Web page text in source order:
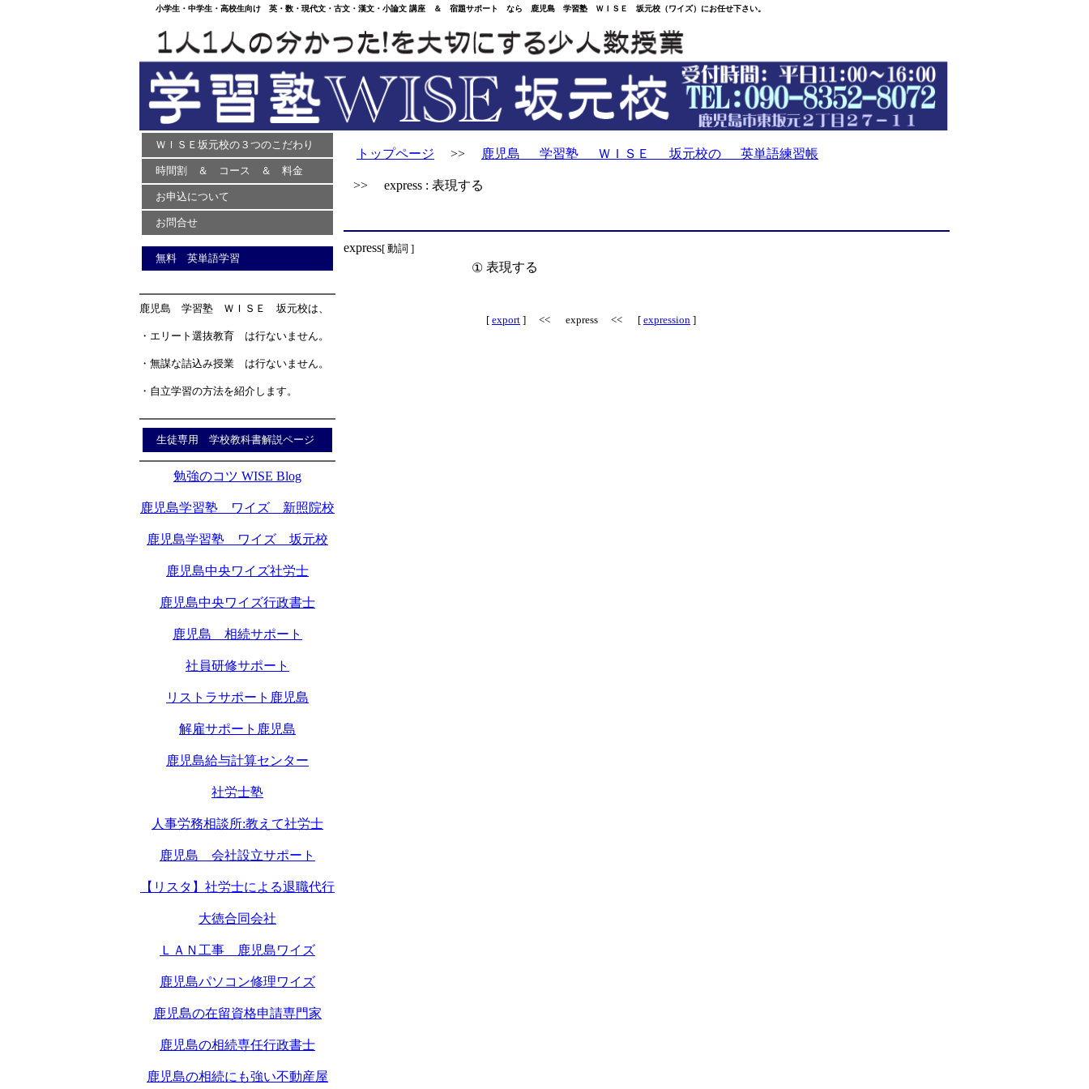
小学生・中学生・高校生向け 英・数・現代文・古文・漢文・小論文 講座 ＆ 宿題サポート なら 鹿児島 学習塾 ＷＩＳＥ 坂元校（ワイズ）にお任せ下さい。
ＷＩＳＥ坂元校の３つのこだわり
時間割 ＆ コース ＆ 料金
お申込について
お問合せ
無料 英単語学習
鹿児島 学習塾 ＷＩＳＥ 坂元校は、
・エリート選抜教育 は行ないません。
・無謀な詰込み授業 は行ないません。
・自立学習の方法を紹介します。
生徒専用 学校教科書解説ページ
勉強のコツ WISE Blog
鹿児島学習塾 ワイズ 新照院校
鹿児島学習塾 ワイズ 坂元校
鹿児島中央ワイズ社労士
鹿児島中央ワイズ行政書士
鹿児島 相続サポート
社員研修サポート
リストラサポート鹿児島
解雇サポート鹿児島
鹿児島給与計算センター
社労士塾
人事労務相談所:教えて社労士
鹿児島 会社設立サポート
【リスタ】社労士による退職代行
大徳合同会社
ＬＡＮ工事 鹿児島ワイズ
鹿児島パソコン修理ワイズ
鹿児島の在留資格申請専門家
鹿児島の相続専任行政書士
鹿児島の相続にも強い不動産屋
トップページ >> 鹿児島 学習塾 ＷＩＳＥ 坂元校の 英単語練習帳
>> express : 表現する
express[ 動詞 ]
① 表現する
[ export ] << express << [ expression ]